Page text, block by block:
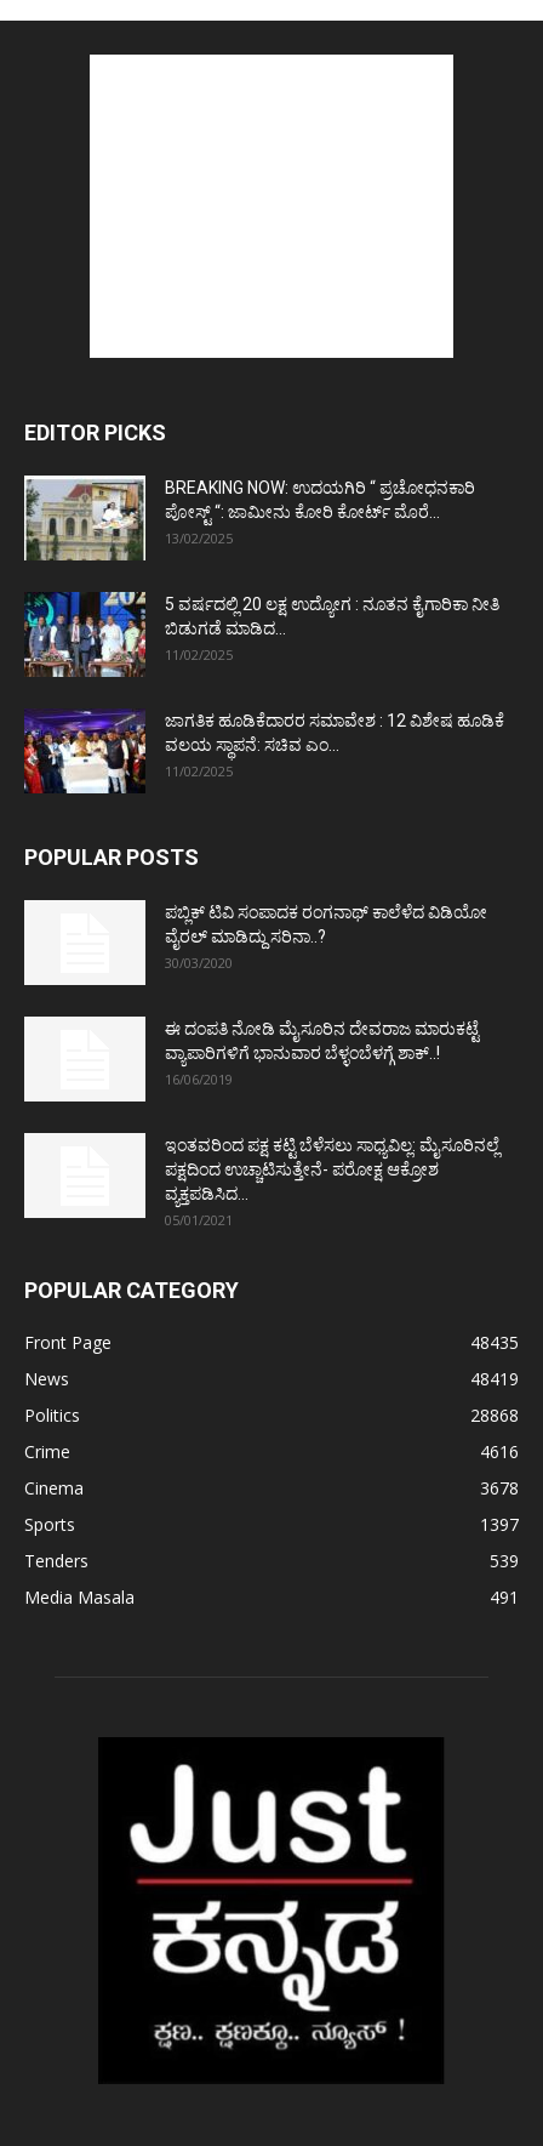
EDITOR PICKS
BREAKING NOW: ಉದಯಗಿರಿ “ ಪ್ರಚೋಧನಕಾರಿ
ಪೋಸ್ಟ್‌ “: ಜಾಮೀನು ಕೋರಿ ಕೋರ್ಟ್‌ ಮೊರೆ...
13/02/2025
5 ವರ್ಷದಲ್ಲಿ 20 ಲಕ್ಷ ಉದ್ಯೋಗ : ನೂತನ ಕೈಗಾರಿಕಾ ನೀತಿ
ಬಿಡುಗಡೆ ಮಾಡಿದ...
11/02/2025
ಜಾಗತಿಕ ಹೂಡಿಕೆದಾರರ ಸಮಾವೇಶ : 12 ವಿಶೇಷ ಹೂಡಿಕೆ
ವಲಯ ಸ್ಥಾಪನೆ: ಸಚಿವ ಎಂ...
11/02/2025
POPULAR POSTS
ಪಬ್ಲಿಕ್ ಟಿವಿ ಸಂಪಾದಕ ರಂಗನಾಥ್ ಕಾಲೆಳೆದ ವಿಡಿಯೋ
ವೈರಲ್ ಮಾಡಿದ್ದು ಸರಿನಾ..?
30/03/2020
ಈ ದಂಪತಿ ನೋಡಿ ಮೈಸೂರಿನ ದೇವರಾಜ ಮಾರುಕಟ್ಟೆ
ವ್ಯಾಪಾರಿಗಳಿಗೆ ಭಾನುವಾರ ಬೆಳ್ಳಂಬೆಳಗ್ಗೆ ಶಾಕ್..!
16/06/2019
ಇಂತವರಿಂದ ಪಕ್ಷ ಕಟ್ಟಿ ಬೆಳೆಸಲು ಸಾಧ್ಯವಿಲ್ಲ: ಮೈಸೂರಿನಲ್ಲೆ
ಪಕ್ಷದಿಂದ ಉಚ್ಚಾಟಿಸುತ್ತೇನೆ- ಪರೋಕ್ಷ ಆಕ್ರೋಶ
ವ್ಯಕ್ತಪಡಿಸಿದ...
05/01/2021
POPULAR CATEGORY
Front Page
48435
News
48419
Politics
28868
Crime
4616
Cinema
3678
Sports
1397
Tenders
539
Media Masala
491